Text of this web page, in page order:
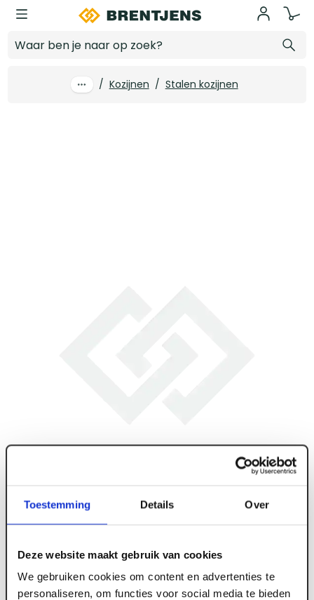
Toestemming Details Over
Deze website maakt gebruik van cookies
We gebruiken cookies om content en advertenties te
personaliseren, om functies voor social media te bieden
Ga naar hoofdinhoud
/ Kozijnen / Stalen kozijnen
Log in voor prijzen